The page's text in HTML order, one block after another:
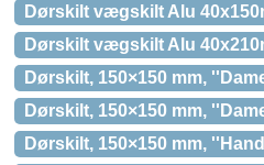
Dørskilt vægskilt Alu
Dørskilt vægskilt Alu
Dørskilt, 150×150 mm,
Dørskilt, 150×150 mm,
Dørskilt, 150×150 mm,